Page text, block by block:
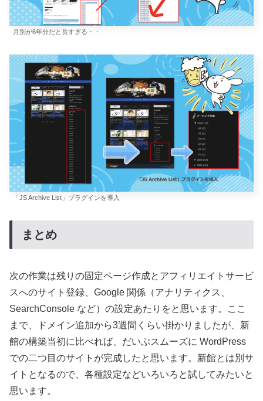
月別が6年分だと長すぎる・・
「JS Archive List」プラグインを導入
まとめ
次の作業は残りの固定ページ作成とアフィリエイトサービ
スへのサイト登録、Google 関係（アナリティクス、
SearchConsole など）の設定あたりをと思います。ここ
まで、ドメイン追加から3週間くらい掛かりましたが、新
館の構築当初に比べれば、だいぶスムーズに WordPress
での二つ目のサイトが完成したと思います。新館とは別サ
イトとなるので、各種設定などいろいろと試してみたいと
思います。